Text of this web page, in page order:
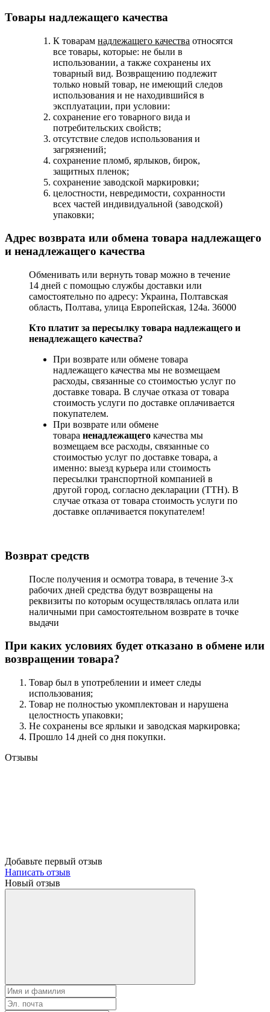
Товары надлежащего качества
К товарам надлежащего качества относятся
все товары, которые: не были в
использовании, а также сохранены их
товарный вид. Возвращению подлежит
только новый товар, не имеющий следов
использования и не находившийся в
эксплуатации, при условии:
сохранение его товарного вида и
потребительских свойств;
отсутствие следов использования и
загрязнений;
сохранение пломб, ярлыков, бирок,
защитных пленок;
сохранение заводской маркировки;
целостности, невредимости, сохранности
всех частей индивидуальной (заводской)
упаковки;
Адрес возврата или обмена товара надлежащего
и ненадлежащего качества
Обменивать или вернуть товар можно в течение
14 дней с помощью службы доставки или
самостоятельно по адресу: Украина, Полтавская
область, Полтава, улица Европейская, 124а. 36000
Кто платит за пересылку товара надлежащего и
ненадлежащего качества?
При возврате или обмене товара
надлежащего качества мы не возмещаем
расходы, связанные со стоимостью услуг по
доставке товара. В случае отказа от товара
стоимость услуги по доставке оплачивается
покупателем.
При возврате или обмене
товара ненадлежащего качества мы
возмещаем все расходы, связанные со
стоимостью услуг по доставке товара, а
именно: выезд курьера или стоимость
пересылки транспортной компанией в
другой город, согласно декларации (ТТН). В
случае отказа от товара стоимость услуги по
доставке оплачивается покупателем!
Возврат средств
После получения и осмотра товара, в течение 3-х
рабочих дней средства будут возвращены на
реквизиты по которым осуществлялась оплата или
наличными при самостоятельном возврате в точке
выдачи
При каких условиях будет отказано в обмене или
возвращении товара?
Товар был в употреблении и имеет следы
использования;
Товар не полностью укомплектован и нарушена
целостность упаковки;
Не сохранены все ярлыки и заводская маркировка;
Прошло 14 дней со дня покупки.
Отзывы
Добавьте первый отзыв
Написать отзыв
Новый отзыв